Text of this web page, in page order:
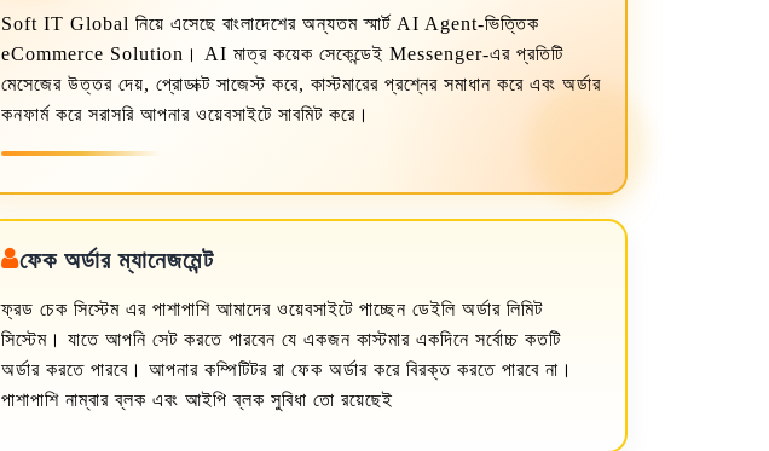
Soft IT Global নিয়ে এসেছে বাংলাদেশের অন্যতম স্মার্ট AI Agent-ভিত্তিক
eCommerce Solution। AI মাত্র কয়েক সেকেন্ডেই Messenger-এর প্রতিটি
মেসেজের উত্তর দেয়, প্রোডাক্ট সাজেস্ট করে, কাস্টমারের প্রশ্নের সমাধান করে এবং অর্ডার
কনফার্ম করে সরাসরি আপনার ওয়েবসাইটে সাবমিট করে।
ফেক অর্ডার ম্যানেজমেন্ট
ফ্রড চেক সিস্টেম এর পাশাপাশি আমাদের ওয়েবসাইটে পাচ্ছেন ডেইলি অর্ডার লিমিট
সিস্টেম। যাতে আপনি সেট করতে পারবেন যে একজন কাস্টমার একদিনে সর্বোচ্চ কতটি
অর্ডার করতে পারবে। আপনার কম্পিটিটর রা ফেক অর্ডার করে বিরক্ত করতে পারবে না।
পাশাপাশি নাম্বার ব্লক এবং আইপি ব্লক সুবিধা তো রয়েছেই